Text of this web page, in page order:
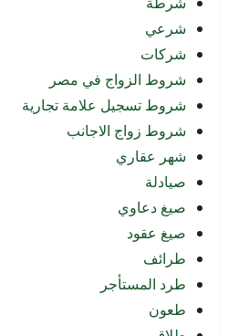
شرعي
شركات
شروط الزواج في مصر
شروط تسجيل علامة تجارية
شروط زواج الاجانب
شهر عقاري
صيادلة
صيغ دعاوي
صيغ عقود
طرائف
طرد المستأجر
طعون